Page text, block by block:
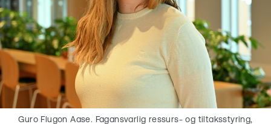
Guro Flugon Aase. Fagansvarlig ressurs- og tiltaksstyring,